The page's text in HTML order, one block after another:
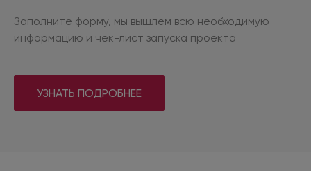
Заполните форму, мы вышлем всю необходимую
информацию и чек-лист запуска проекта
УЗНАТЬ ПОДРОБНЕЕ